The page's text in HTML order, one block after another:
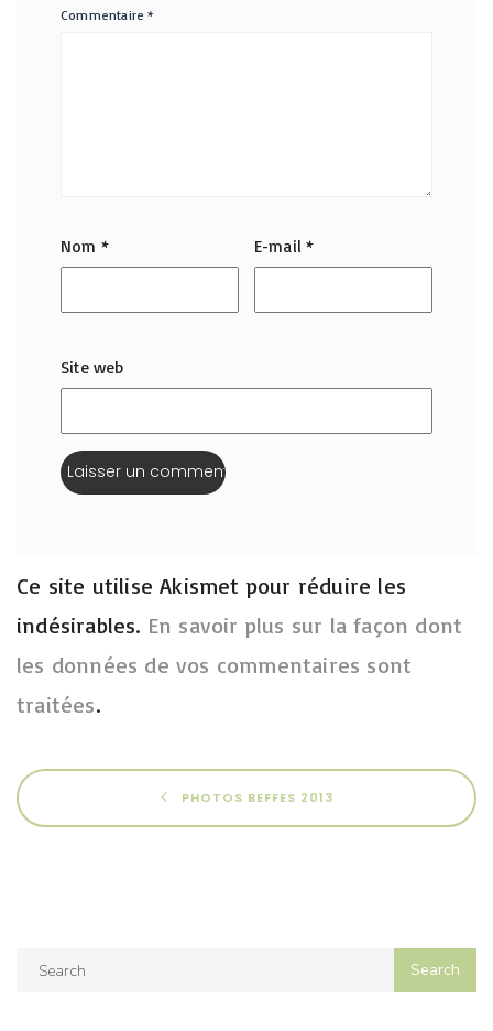
Commentaire*
Nom * E-mail*
Site web
Ce site utilise Akismet pour réduire les
indésirables. En savoir plus sur la façon dont
les données de vos commentaires sont
traitées.
PHOTOS BEFFES 2013